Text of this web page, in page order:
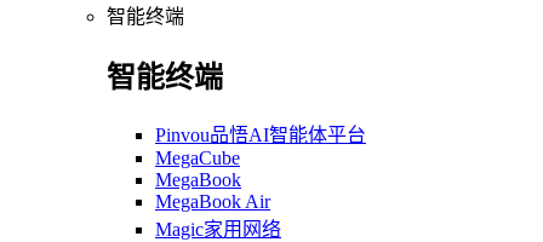
智能终端
智能终端
Pinvou品悟AI智能体平台
MegaCube
MegaBook
MegaBook Air
Magic家用网络